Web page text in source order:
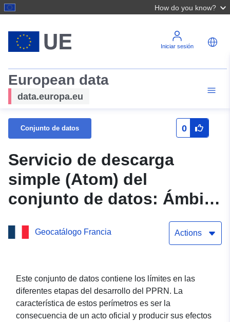
How do you know?
Iniciar sesión
European data
data.europa.eu
Conjunto de datos 0
Servicio de descarga
simple (Atom) del
conjunto de datos: Ámbito
de aplicación del plan de
prevención de los peligros
(Haute-Savoie) —
aprobado el 14.12.2011
Geocatálogo Francia Actions
Este conjunto de datos contiene los límites en las
diferentes etapas del desarrollo del PPRN. La
característica de estos perímetros es ser la
consecuencia de un acto oficial y producir sus efectos